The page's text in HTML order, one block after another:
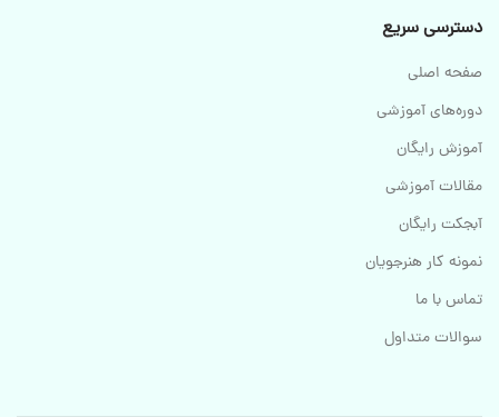
دسترسی سریع
صفحه اصلی
دوره‌های آموزشی
آموزش رایگان
مقالات آموزشی
آبجکت رایگان
نمونه کار هنرجویان
تماس با ما
سوالات متداول